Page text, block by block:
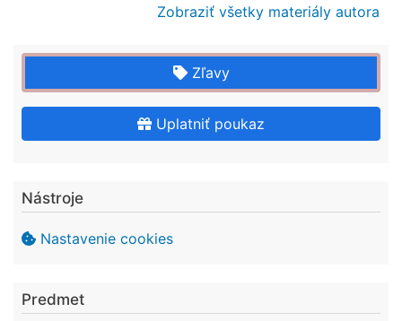
Zobraziť všetky materiály autora
Zľavy
Uplatniť poukaz
Nástroje
Nastavenie cookies
Predmet